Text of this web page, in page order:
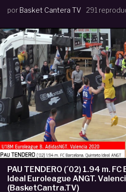
por Basket Cantera TV 291
PAU TENDERO (´02) 1.94 m.
Ideal Euroleague ANGT.
(BasketCantra.TV)